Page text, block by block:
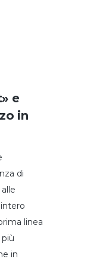
e
in
di
linea
in